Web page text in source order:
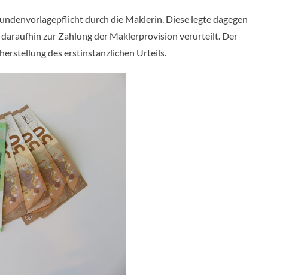
durch die Maklerin. Diese legte dagegen
zur Zahlung der Maklerprovision verurteilt. Der
des erstinstanzlichen Urteils.